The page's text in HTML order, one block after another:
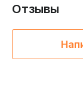
Отзывы